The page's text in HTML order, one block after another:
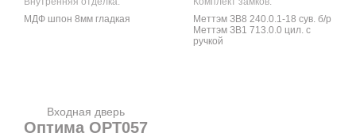
МДФ шпон 8мм гладкая
Меттэм ЗВ8 240.0.1-18 сув. б/р
Меттэм ЗВ1 713.0.0 цил. с
ручкой
Входная дверь
Оптима OPT057